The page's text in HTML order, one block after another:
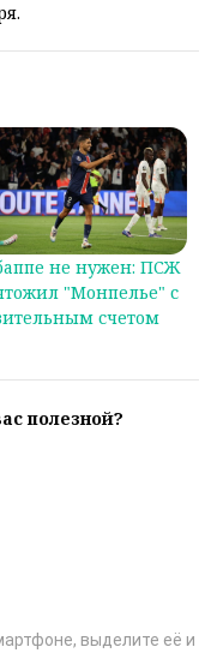
не нужен: ПСЖ
"Монпелье" с
счетом
полезной?
выделите её и